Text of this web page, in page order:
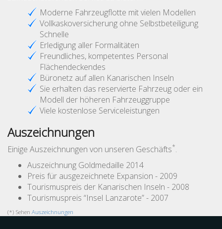
Moderne Fahrzeugflotte mit vielen Modellen
Vollkaskoversicherung ohne Selbstbeteiligung
Schnelle
Erledigung aller Formalitäten
Freundliches, kompetentes Personal
Flächendeckendes
Büronetz auf allen Kanarischen Inseln
Sie erhalten das reservierte Fahrzeug oder ein
Modell der höheren Fahrzeuggruppe
Viele kostenlose Serviceleistungen
Auszeichnungen
Einige Auszeichnungen von unseren Geschäfts*.
Auszeichnung Goldmedaille 2014
Preis für ausgezeichnete Expansion - 2009
Tourismuspreis der Kanarischen Inseln - 2008
Tourismuspreis “Insel Lanzarote” - 2007
(*) Sehen Auszeichnungen